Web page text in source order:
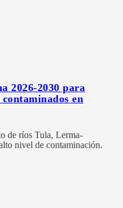
2026-2030 para
en
de ríos Tula, Lerma-
nivel de contaminación.